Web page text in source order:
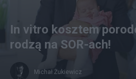
In vitro kosztem
rodzą na SOR-ach!
Michał Żukiewicz